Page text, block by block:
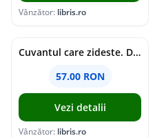
Vânzător: libris.ro
Cuvantul care zideste. Dialoguri - Vartan Arachelian
57.00 RON
Vezi detalii
Vânzător: libris.ro